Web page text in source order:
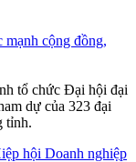
cộng đồng,
tổ chức Đại hội đại
dự của 323 đại
tỉnh.
hội Doanh nghiệp